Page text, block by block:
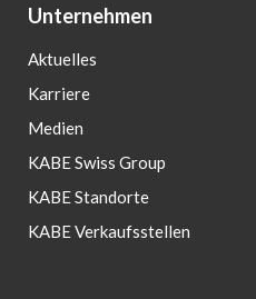
Unternehmen
Aktuelles
Karriere
Medien
KABE Swiss Group
KABE Standorte
KABE Verkaufsstellen